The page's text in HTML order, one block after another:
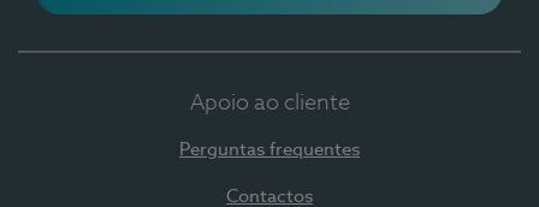
Apoio ao cliente
Perguntas frequentes
Contactos